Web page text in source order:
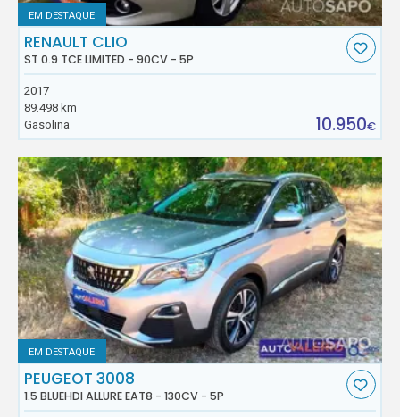
EM DESTAQUE
RENAULT CLIO
ST 0.9 TCE LIMITED - 90CV - 5P
2017
89.498 km
Gasolina
10.950€
EM DESTAQUE
PEUGEOT 3008
1.5 BLUEHDI ALLURE EAT8 - 130CV - 5P